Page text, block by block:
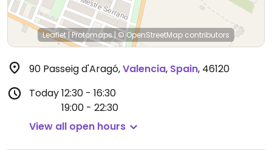
Leaflet |Protomaps|© OpenStreetMap contributors
90 Passeig d'Aragó,Valencia, Spain, 46120
Today12:30 - 16:30
19:00 - 22:30
View all open hours